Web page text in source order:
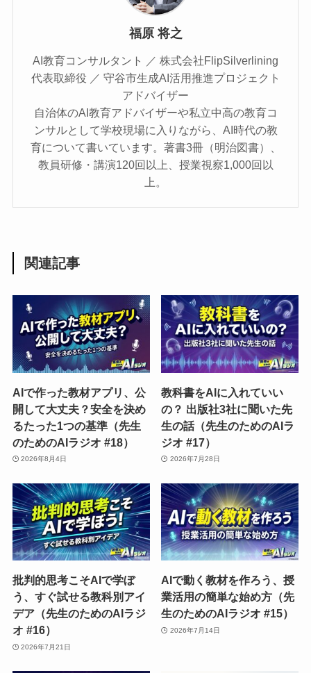
福原 将之
AI教育コンサルタント ／ 株式会社FlipSilverlining
代表取締役 ／ 守谷市生成AI活用推進プロジェクト
アドバイザー
自治体のAI教育アドバイザーや私立中高の教育コ
ンサルとして学校現場に入りながら、AI時代の教
育について書いています。著書3冊（明治図書）、
教員研修・講演120回以上、授業視察1,000回以
上。
関連記事
AIで作った教材アプリ、公
開して大丈夫？安全を決め
るたった1つの基準（先生
のためのAIラジオ #18）
2026年8月4日
教科書をAIに入れていい
の？ 出版社3社に聞いた先
生の話（先生のためのAIラ
ジオ #17）
2026年7月28日
批判的思考こそAIで学ぼ
う、すぐ試せる教科別アイ
デア（先生のためのAIラジ
オ #16）
2026年7月21日
AIで動く教材を作ろう、授
業活用の簡単な始め方（先
生のためのAIラジオ #15）
2026年7月14日